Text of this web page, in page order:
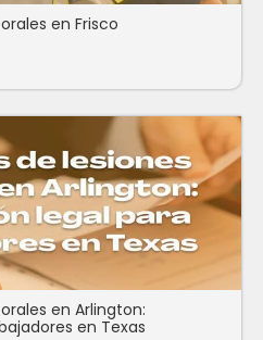
en Frisco
en Arlington:
en Texas